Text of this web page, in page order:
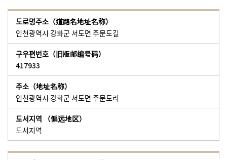
인천광역시 강화군 서도면 주문도길
417933
인천광역시 강화군 서도면 주문도리
도서지역